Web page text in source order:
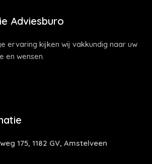
Adviesburo
ervaring kijken wij vakkundig naar uw
en wensen.
175, 1182 GV, Amstelveen